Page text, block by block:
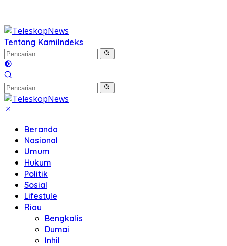
Langsung
ke
konten
Tentang KamiIndeks
Beranda
Nasional
Umum
Hukum
Politik
Sosial
Lifestyle
Riau
Bengkalis
Dumai
Inhil